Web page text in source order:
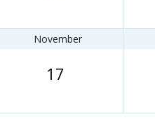
November
17